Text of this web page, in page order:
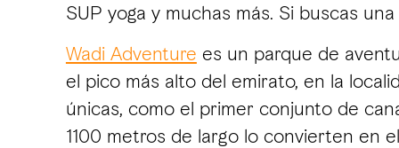
SUP yoga y muchas más. Si buscas
Wadi Adventure es un parque de
el pico más alto del emirato, en la
únicas, como el primer conjunto de
1100 metros de largo lo convierten en